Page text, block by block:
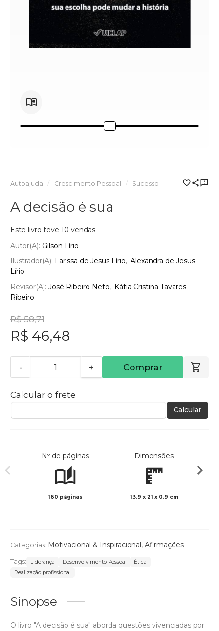
Autoajuda Crescimento Pessoal Sucesso
A decisão é sua
Este livro teve 10 vendas
Autor(a): Gilson Lírio
Ilustrador(a): Larissa de Jesus Lírio
Alexandra de Jesus
Lírio
Revisor(a): José Ribeiro Neto
Kátia Cristina Tavares
Ribeiro
R$ 58,71
R$ 46,48
- + Comprar
Calcular o frete
Calcular
Nº de páginas
160 páginas
Dimensões
13.9 x 21 x 0.9 cm
Categorias: Motivacional & Inspiracional, Afirmações
Tags: Liderança Desenvolvimento Pessoal
Ética
Realização profissional
Sinopse
O livro "A decisão é sua" aborda questões vivenciadas por